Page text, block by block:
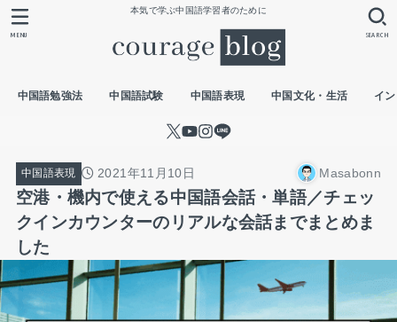
本気で学ぶ中国語学習者のために
中国語勉強法 中国語試験 中国語表現 中国文化・生活 イ
SEARCH
MENU
中国語表現 2021年11月10日 Masabonn
空港・機内で使える中国語会話・単語／チェッ
クインカウンターのリアルな会話までまとめま
した